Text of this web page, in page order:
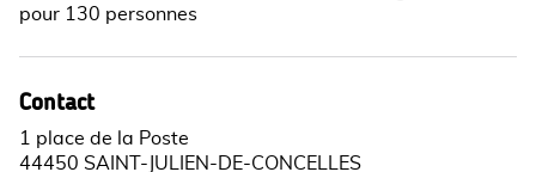
pour 130 personnes
Contact
1 place de la Poste
44450 SAINT-JULIEN-DE-CONCELLES